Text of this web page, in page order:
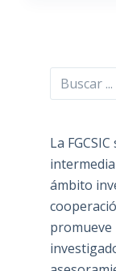
Buscar
La
ámbito
promueve